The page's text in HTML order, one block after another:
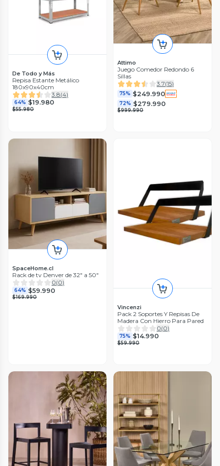
De Todo y Más
Repisa Estante Metálico
180x90x40cm
3.8(4)
64% $19.980
$55.980
Attimo
Juego Comedor Redondo 6
Sillas
3.7(15)
75% $249.990
72% $279.990
$999.990
SpaceHome.cl
Rack de tv Denver de 32" a 50"
0(0)
64% $59.990
$169.990
Vincenzi
Pack 2 Soportes Y Repisas De
Madera Con Hierro Para Pared
0(0)
75% $14.990
$59.990